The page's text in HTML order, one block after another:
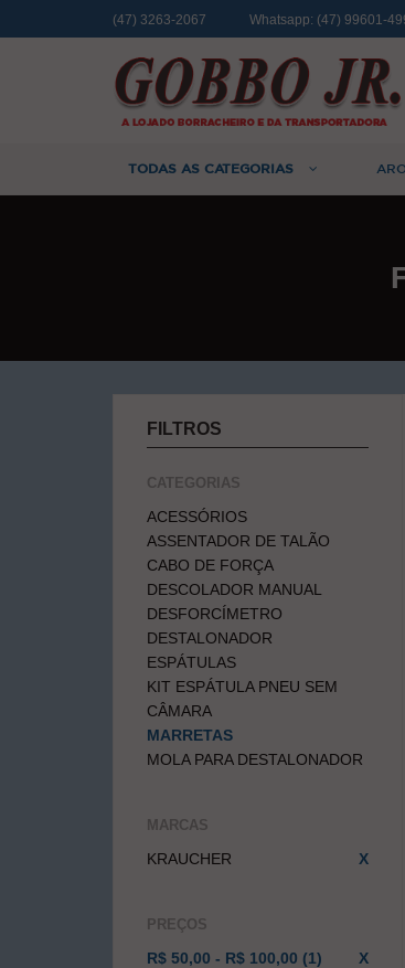
(47) 3263-2067 Whatsapp: (47) 99601-
TODAS AS CATEGORIAS
FILTROS
CATEGORIAS
ACESSÓRIOS
ASSENTADOR DE TALÃO
CABO DE FORÇA
DESCOLADOR MANUAL
DESFORCÍMETRO
DESTALONADOR
ESPÁTULAS
KIT ESPÁTULA PNEU SEM
CÂMARA
MARRETAS
MOLA PARA DESTALONADOR
MARCAS
X
KRAUCHER
PREÇOS
R$ 50,00 - R$ 100,00 (1) X